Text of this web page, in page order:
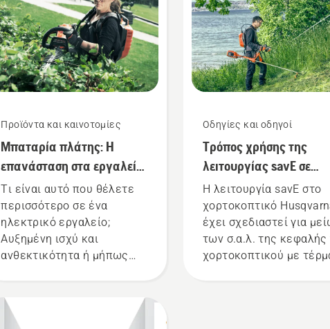
Προϊόντα και καινοτομίες
Μπαταρία πλάτης: Η
επανάσταση στα εργαλεία
χειρός με μπαταρία
Τι είναι αυτό που θέλετε
περισσότερο σε ένα
ηλεκτρικό εργαλείο;
Αυξημένη ισχύ και
ανθεκτικότητα ή μήπως
λύση με την μπαταρία
πλάτης της εταιρείας μας,
Οδηγίες και οδηγοί
Τρόπος χρήσης της
λειτουργίας savE σε
χορτοκοπτικό
Η λειτουργία savE στο
χορτοκοπτικό
έχει σχεδιαστεί για
των σ.α.λ. της κεφαλής
χορτοκοπτικού με